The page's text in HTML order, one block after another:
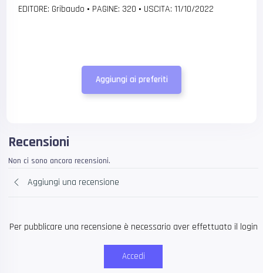
EDITORE: Gribaudo • PAGINE: 320 • USCITA: 11/10/2022
Aggiungi ai preferiti
Recensioni
Non ci sono ancora recensioni.
Aggiungi una recensione
Per pubblicare una recensione è necessario aver effettuato il login
Accedi